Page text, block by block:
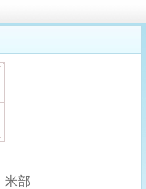
米部